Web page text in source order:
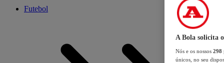
Futebol
A Bola solicita
Nós e os nossos 298
únicos, no seu